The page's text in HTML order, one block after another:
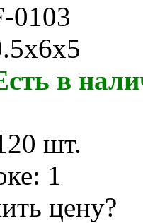
0103
в
шт.
1
цену?